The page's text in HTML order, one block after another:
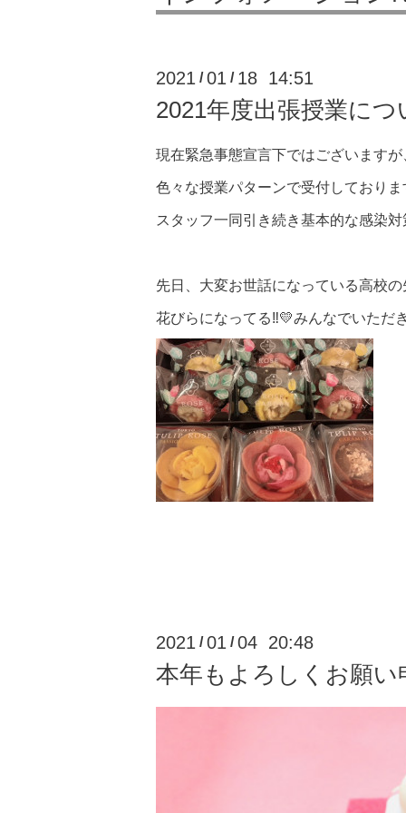
2021 /01 / 18 14:51
2021年度出張授業につ
現在緊急事態宣言下ではございます
色々な授業パターンで受付しており
スタッフ一同引き続き基本的な感染
先日、大変お世話になっている高校
花びらになってる‼💛みんなでいただ
2021 /01 /04 20:48
本年もよろしくお願い